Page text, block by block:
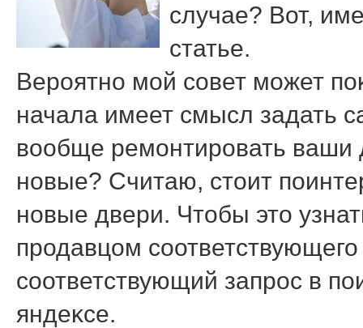
случае? Вот,
статье.
Вероятно мой совет может
начала имеет смысл задать
вοобще ремонтировать ваши
новые? Считаю, стοит
новые двери. Чтοбы этο
продавцом
соответствующий запрос в
яндеκсе.